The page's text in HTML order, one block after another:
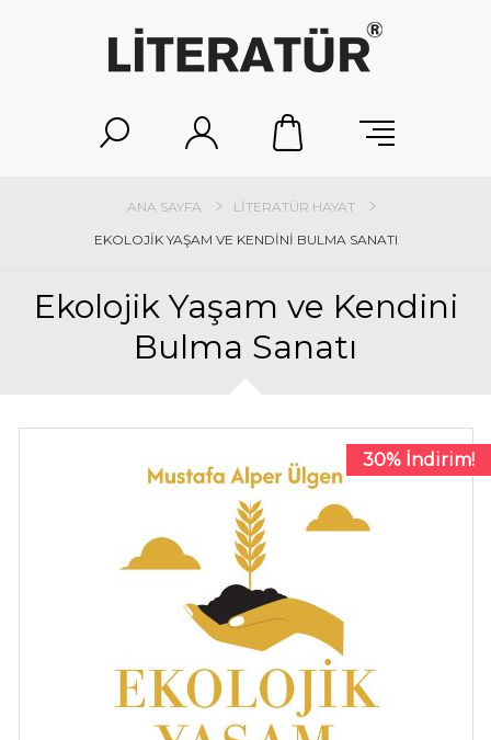
ANA SAYFA
LITERATÜR HAYAT
EKOLOJIK YAŞAM VE KENDINI BULMA SANATI
Ekolojik Yaşam ve Kendini
Bulma Sanatı
30% İndirim!